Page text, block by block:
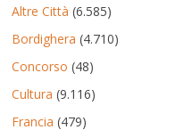
Altre Città (6.585)
Bordighera (4.710)
Concorso (48)
Cultura (9.116)
Francia (479)